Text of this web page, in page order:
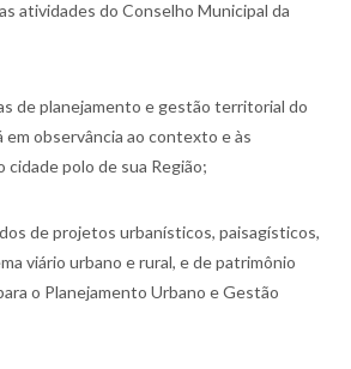
atividades do Conselho Municipal da
de planejamento e gestão territorial do
em observância ao contexto e às
cidade polo de sua Região;
de projetos urbanísticos, paisagísticos,
viário urbano e rural, e de patrimônio
o Planejamento Urbano e Gestão